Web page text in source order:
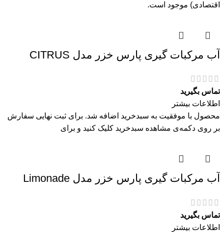
اقتصادی) موجود است.
آب مرکبات گیری پارس خزر مدل CITRUS
تماس بگیرید
اطلاعات بیشتر
محصول با موفقیت به سبدخرید اضافه شد. برای ثبت نهایی سفارش
بر روی دکمه‌ی مشاهده سبدخرید کلیک کنید و برای
آب مرکبات گیری پارس خزر مدل Limonade
تماس بگیرید
اطلاعات بیشتر